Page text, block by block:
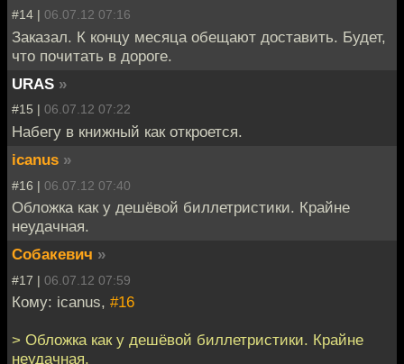
#14 | 06.07.12 07:16
Заказал. К концу месяца обещают доставить. Будет,
что почитать в дороге.
URAS »
#15 | 06.07.12 07:22
Набегу в книжный как откроется.
icanus »
#16 | 06.07.12 07:40
Обложка как у дешёвой биллетристики. Крайне
неудачная.
Собакевич »
#17 | 06.07.12 07:59
Кому: icanus, #16
> Обложка как у дешёвой биллетристики. Крайне
неудачная.